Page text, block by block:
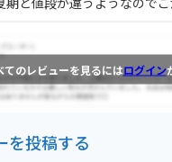
てのレビューを見るにはログイン
を投稿する